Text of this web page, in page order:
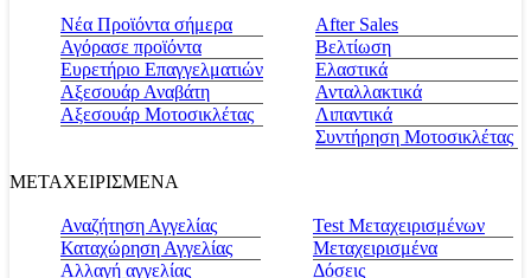
Νέα Προϊόντα σήμερα
Αγόρασε προϊόντα
Ευρετήριο Επαγγελματιών
Αξεσουάρ Αναβάτη
Αξεσουάρ Μοτοσικλέτας
Αfter Sales
Βελτίωση
Ελαστικά
Ανταλλακτικά
Λιπαντικά
Συντήρηση Μοτοσικλέτας
ΜΕΤΑΧΕΙΡΙΣΜΕΝΑ
Αναζήτηση Αγγελίας
Καταχώρηση Αγγελίας
Αλλαγή αγγελίας
Test Μεταχειρισμένων
Μεταχειρισμένα
Δόσεις